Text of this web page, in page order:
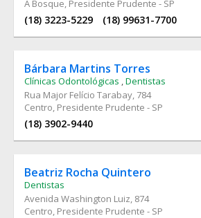
A Bosque, Presidente Prudente - SP
(18) 3223-5229 (18) 99631-7700
Bárbara Martins Torres
Clínicas Odontológicas ,Dentistas
Rua Major Felício Tarabay, 784
Centro, Presidente Prudente - SP
(18) 3902-9440
Beatriz Rocha Quintero
Dentistas
Avenida Washington Luiz, 874
Centro, Presidente Prudente - SP